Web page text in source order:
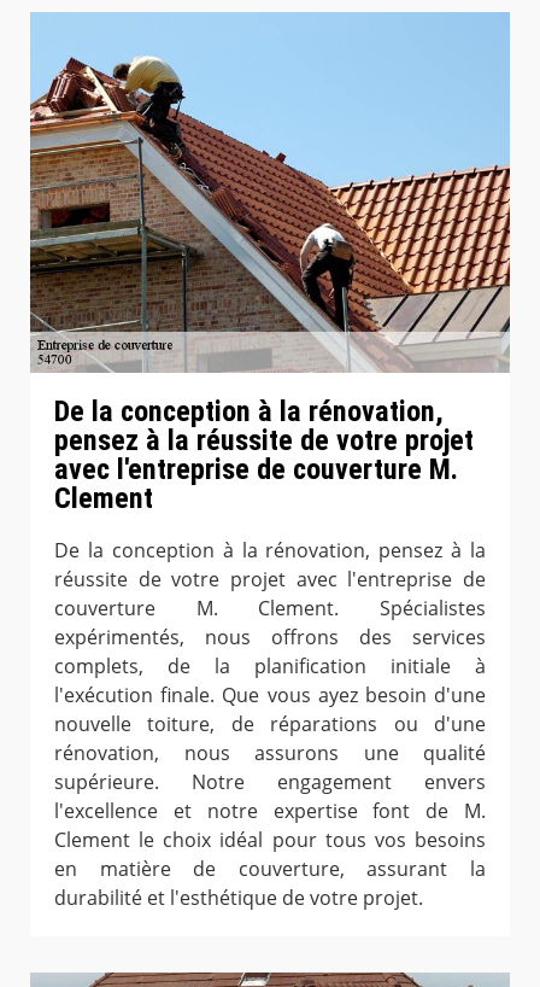
De la conception à la rénovation,
pensez à la réussite de votre projet
avec l'entreprise de couverture M.
Clement
De la conception à la rénovation, pensez à la
réussite de votre projet avec l'entreprise de
couverture M. Clement. Spécialistes
expérimentés, nous offrons des services
complets, de la planification initiale à
l'exécution finale. Que vous ayez besoin d'une
nouvelle toiture, de réparations ou d'une
rénovation, nous assurons une qualité
supérieure. Notre engagement envers
l'excellence et notre expertise font de M.
Clement le choix idéal pour tous vos besoins
en matière de couverture, assurant la
durabilité et l'esthétique de votre projet.